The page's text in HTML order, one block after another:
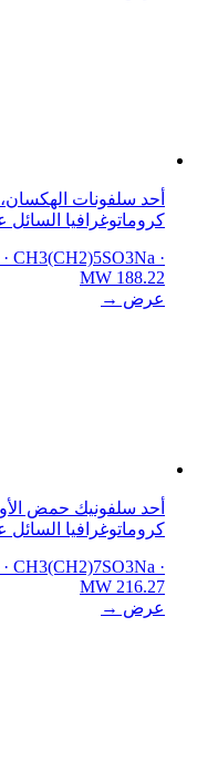
أحد سلفونات
كروماتوغرافيا السائل
· CH3(CH2)5SO3Na ·
MW 188.22
عرض →
أحد سلفونيك حمض
كروماتوغرافيا السائل
· CH3(CH2)7SO3Na ·
MW 216.27
عرض →